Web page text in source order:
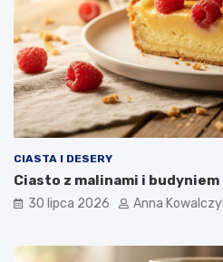
CIASTA I DESERY
Ciasto z malinami i budyniem
30 lipca 2026 Anna